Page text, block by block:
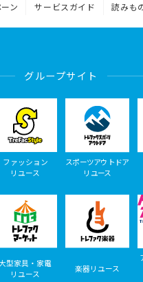
ン サービスガイド 読みも
グループサイト
ファッション
リユース
スポーツアウトドア
リユース
型家具・家電
リユース
楽器リユース